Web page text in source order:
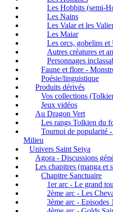
Les Hobbits (semi-
Les Nains
Les Valar et les
Les Maiar
Les orcs, gobelins
Autres créatures et
Personnages
Faune et flore -
Poésie/linguistique
Produits dérivés
Vos collections
Jeux vidéos
Au Dragon Vert
Les rangs Tolkien du
Tournoi de popularité -
Milieu
Univers Saint Seiya
Agora - Discussions
Les chapitres (manga et
Chapitre Sanctuaire
1er arc - Le grand
2ème arc - Les
3ème arc - Episodes